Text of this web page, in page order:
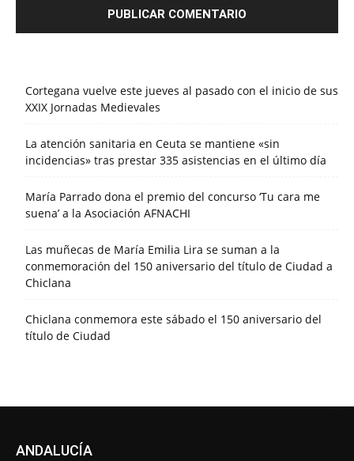
Cortegana vuelve este jueves al pasado con el inicio de sus
XXIX Jornadas Medievales
La atención sanitaria en Ceuta se mantiene «sin
incidencias» tras prestar 335 asistencias en el último día
María Parrado dona el premio del concurso ‘Tu cara me
suena’ a la Asociación AFNACHI
Las muñecas de María Emilia Lira se suman a la
conmemoración del 150 aniversario del título de Ciudad a
Chiclana
Chiclana conmemora este sábado el 150 aniversario del
título de Ciudad
ANDALUCÍA